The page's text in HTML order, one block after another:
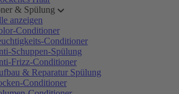
& Spülung
anzeigen
Conditioner
Conditioner
Schuppen-Spülung
Frizz-Conditioner
& Reparatur Spülung
Conditioner